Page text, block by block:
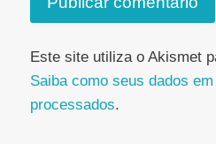
Este site utiliza o Akismet
Saiba como seus dados
processados.